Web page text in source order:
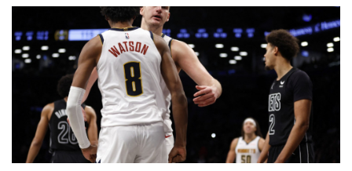
metalne kugle u telo, pa intimnim
mišićima podigla 14 kilograma i
postala globalno poznata
by Aklamator